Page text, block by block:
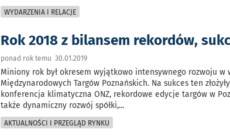
WYDARZENIA I RELACJE
Rok 2018 z bilansem rekordów,
ponad rok temu 30.01.2019
Miniony rok był okresem wyjątkowo intensywnego rozwoju w
Międzynarodowych Targów Poznańskich. Na sukces ten
konferencja klimatyczna ONZ, rekordowe edycje targów w
także dynamiczny rozwój spółki,...
AKTUALNOŚCI I PRZEGLĄD RYNKU